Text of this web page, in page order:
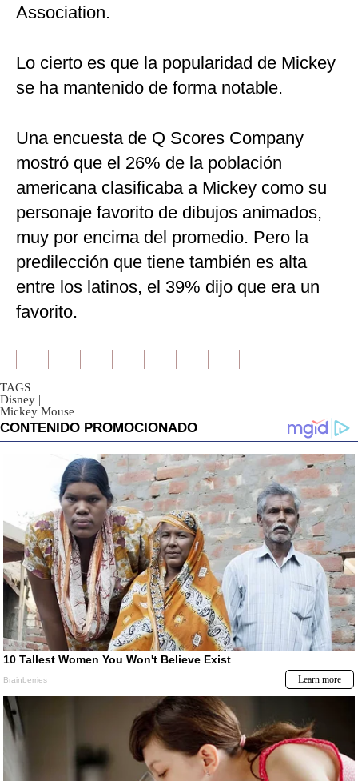
Association.
Lo cierto es que la popularidad de Mickey
se ha mantenido de forma notable.
Una encuesta de Q Scores Company
mostró que el 26% de la población
americana clasificaba a Mickey como su
personaje favorito de dibujos animados,
muy por encima del promedio. Pero la
predilección que tiene también es alta
entre los latinos, el 39% dijo que era un
favorito.
TAGS
Disney |
Mickey Mouse